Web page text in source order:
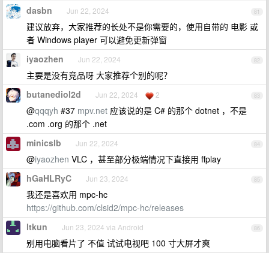
81
dasbn Jun 22, 2024
建议放弃，大家推荐的长处不是你需要的，使用自带的 电影 或
者 Windows player 可以避免更新弹窗
82
iyaozhen Jun 22, 2024
主要是没有竞品呀 大家推荐个别的呢？
83
butanediol2d Jun 22, 2024 2
@qqqyh #37 mpv.net 应该说的是 C# 的那个 dotnet ，不是
.com .org 的那个 .net
84
minicslb Jun 22, 2024
@iyaozhen VLC ，甚至部分极端情况下直接用 ffplay
85
hGaHLRyC Jun 23, 2024
我还是喜欢用 mpc-hc
https://github.com/clsid2/mpc-hc/releases
86
ltkun Jun 23, 2024 via Android
别用电脑看片了 不值 试试电视吧 100 寸大屏才爽